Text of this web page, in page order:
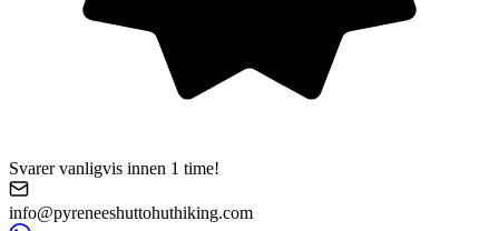
Svarer vanligvis innen 1 time!
info@pyreneeshuttohuthiking.com